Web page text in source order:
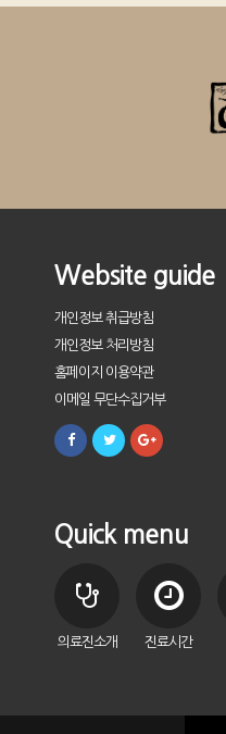
Website guide
개인정보 취급방침
개인정보 처리방침
홈페이지 이용약관
이메일 무단수집거부
Quick menu
의료진소개 진료시간